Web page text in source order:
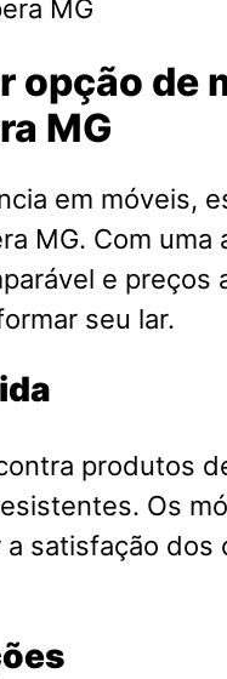
opção de
MG
em móveis,
MG. Com
e preços
seu lar.
produtos
Os
satisfação dos